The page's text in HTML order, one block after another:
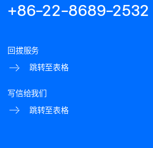
+86-22-8689-2532
回拔服务
跳转至表格
写信给我们
跳转至表格